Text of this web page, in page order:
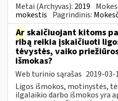
Metai (Archyvas): 2019
mokestis Pagrindinis:
Ar skaičiuojant kitoms
ribą reikia įskaičiuoti
tėvystės, vaiko
išmokas?
Web turinio sąrašas 2019-03-
Ligos išmokos, motinystės,
ilgalaikio darbo išmokos yra